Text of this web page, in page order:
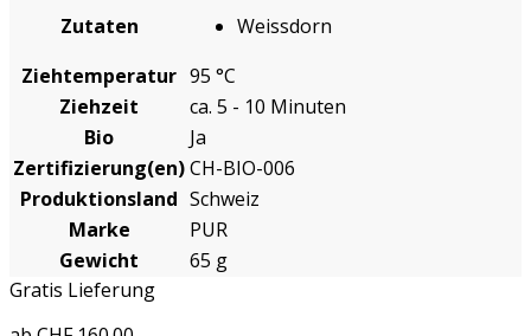
Zutaten
Weissdorn
Ziehtemperatur 95 °C
Ziehzeit
ca. 5 - 10 Minuten
Bio
Ja
Zertifizierung(en)CH-BIO-006
Produktionsland Schweiz
Marke
PUR
Gewicht
65 g
Gratis Lieferung